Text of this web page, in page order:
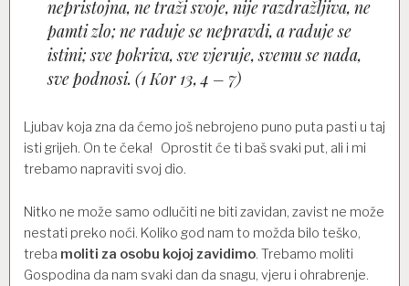
nepristojna, ne traži svoje, nije razdražljiva, ne
pamti zlo; ne raduje se nepravdi, a raduje se
istini; sve pokriva, sve vjeruje, svemu se nada,
sve podnosi. (1 Kor 13, 4 – 7)
Ljubav koja zna da ćemo još nebrojeno puno puta pasti u taj
isti grijeh. On te čeka! Oprostit će ti baš svaki put, ali i mi
trebamo napraviti svoj dio.
Nitko ne može samo odlučiti ne biti zavidan, zavist ne može
nestati preko noći. Koliko god nam to možda bilo teško,
treba moliti za osobu kojoj zavidimo. Trebamo moliti
Gospodina da nam svaki dan da snagu, vjeru i ohrabrenje.